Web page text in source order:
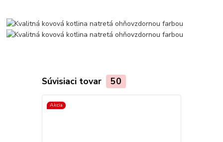
Súvisiaci tovar 50
Akcia